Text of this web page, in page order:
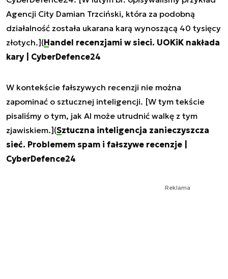
Agencji City Damian Trzciński, która za podobną
działalność została ukarana karą wynoszącą 40 tysięcy
złotych.](Handel recenzjami w sieci. UOKiK nakłada
kary | CyberDefence24
W kontekście fałszywych recenzji nie można
zapominać o sztucznej inteligencji. [W tym tekście
pisaliśmy o tym, jak AI może utrudnić walkę z tym
zjawiskiem.](Sztuczna inteligencja zanieczyszcza
sieć. Problemem spam i fałszywe recenzje |
CyberDefence24
Reklama